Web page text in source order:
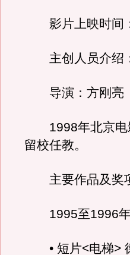
影片上映时间
主创人员介绍
导演：方刚亮
1998年北京电
留校任教。
主要作品及奖
1995至1996年
• 短片<电梯>